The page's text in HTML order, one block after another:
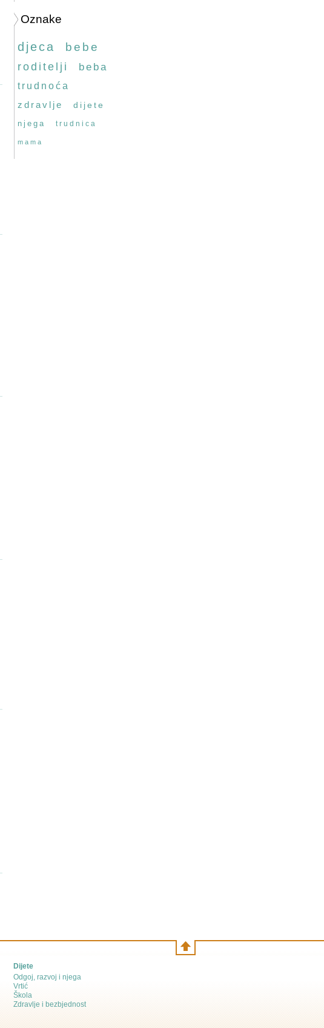
Oznake
djeca bebe
roditelji beba
trudnoća
zdravlje
dijete
njega trudnica
mama
Dijete
Odgoj, razvoj i njega
Vrtić
Škola
Zdravlje i bezbjednost